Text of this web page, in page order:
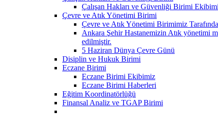
Çalışan Hakları ve Güvenliği Birimi
Çevre ve Atık Yönetimi Birimi
Çevre ve Atık Yönetimi Birimimiz
Ankara Şehir Hastanemizin Atık yönetimi
edilmiştir.
5 Haziran Dünya Çevre Günü
Disiplin ve Hukuk Birimi
Eczane Birimi
Eczane Birimi Ekibimiz
Eczane Birimi Haberleri
Eğitim Koordinatörlüğü
Finansal Analiz ve TGAP Birimi